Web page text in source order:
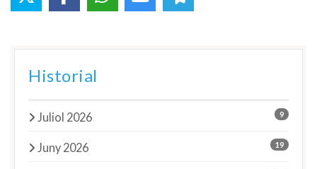
Historial
Juliol 2026 9
Juny 2026 19